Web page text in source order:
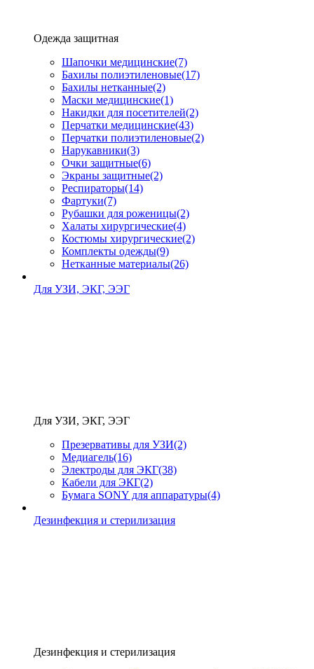
Одежда защитная
Шапочки медицинские(7)
Бахилы полиэтиленовые(17)
Бахилы нетканные(2)
Маски медицинские(1)
Накидки для посетителей(2)
Перчатки медицинские(43)
Перчатки полиэтиленовые(2)
Нарукавники(3)
Очки защитные(6)
Экраны защитные(2)
Рeспираторы(14)
Фартуки(7)
Рубашки для роженицы(2)
Халаты хирургические(4)
Костюмы хирургические(2)
Комплекты одежды(9)
Нетканные материалы(26)
Для УЗИ, ЭКГ, ЭЭГ
Для УЗИ, ЭКГ, ЭЭГ
Презервативы для УЗИ(2)
Медиагель(16)
Электроды для ЭКГ(38)
Кабели для ЭКГ(2)
Бумага SONY для аппаратуры(4)
Дезинфекция и стерилизация
Дезинфекция и стерилизация